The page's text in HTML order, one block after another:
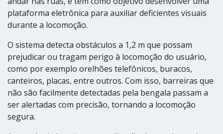
plataforma eletrônica para auxiliar deficientes visuais
durante a locomoção.
O sistema detecta obstáculos a 1,2 m que possam
prejudicar ou tragam perigo à locomoção do usuário,
como por exemplo orelhões telefônicos, buracos,
canteiros, placas, entre outros. Com isso, barreiras que
não são facilmente detectadas pela bengala passam a
ser alertadas com precisão, tornando a locomoção
segura.